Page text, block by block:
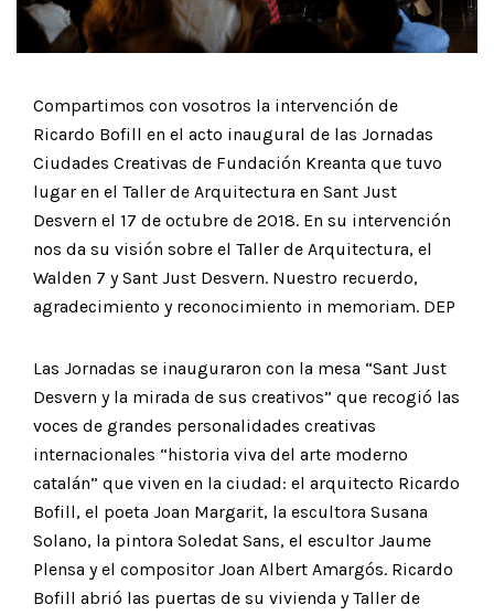
Compartimos con vosotros la intervención de
Ricardo Bofill en el acto inaugural de las Jornadas
Ciudades Creativas de Fundación Kreanta que tuvo
lugar en el Taller de Arquitectura en Sant Just
Desvern el 17 de octubre de 2018. En su intervención
nos da su visión sobre el Taller de Arquitectura, el
Walden 7 y Sant Just Desvern. Nuestro recuerdo,
agradecimiento y reconocimiento in memoriam. DEP
Las Jornadas se inauguraron con la mesa “Sant Just
Desvern y la mirada de sus creativos” que recogió las
voces de grandes personalidades creativas
internacionales “historia viva del arte moderno
catalán” que viven en la ciudad: el arquitecto Ricardo
Bofill, el poeta Joan Margarit, la escultora Susana
Solano, la pintora Soledat Sans, el escultor Jaume
Plensa y el compositor Joan Albert Amargós. Ricardo
Bofill abrió las puertas de su vivienda y Taller de